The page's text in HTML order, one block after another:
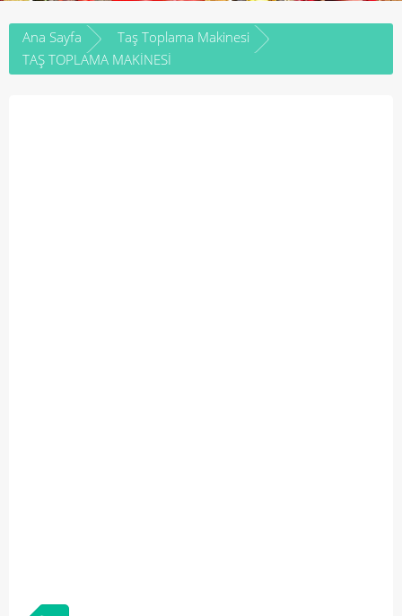
Ana Sayfa
Taş Toplama Makinesi
TAŞ TOPLAMA MAKİNESİ